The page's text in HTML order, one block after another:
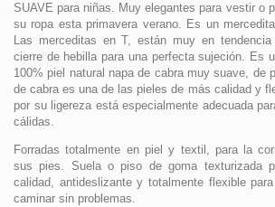
SUAVE para niñas. Muy elegantes para vestir o
su ropa esta primavera verano. Es un
Las merceditas en T, están muy en
cierre de hebilla para una perfecta sujeción. Es
100% piel natural napa de cabra muy suave, de
de cabra es una de las pieles de más calidad y
por su ligereza está especialmente adecuada
cálidas.
Forradas totalmente en piel y textil, para la
sus pies. Suela o piso de goma texturizada
calidad, antideslizante y totalmente flexible
caminar sin problemas.